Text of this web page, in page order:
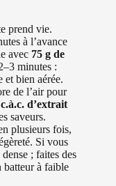
prend vie.
à l’avance
avec 75 g de
minutes :
et bien aérée.
de l’air pour
d’extrait
saveurs.
plusieurs fois,
Si vous
; faites des
batteur à faible